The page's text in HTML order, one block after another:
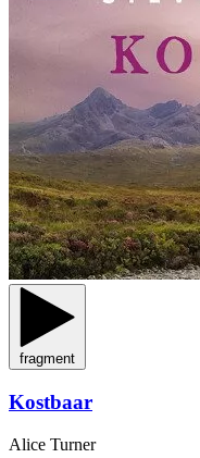
fragment
Kostbaar
Alice Turner